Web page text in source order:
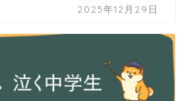
2025年12月29日